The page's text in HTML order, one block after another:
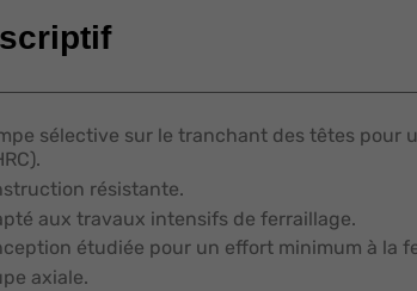
sélective sur le tranchant des têtes pour
résistante.
aux travaux intensifs de ferraillage.
étudiée pour un effort minimum à la
axiale.